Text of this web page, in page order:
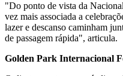
"Do ponto de vista da
vez mais associada a
lazer e descanso caminham
de passagem rápida", articula.
Golden Park Internacional